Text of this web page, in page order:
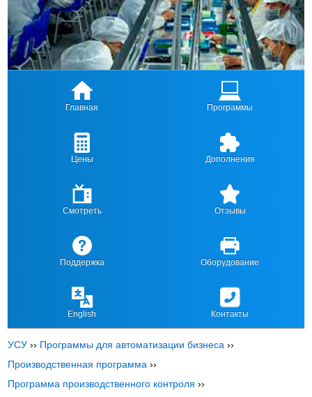
Главная Программы
Цены Дополнения
Смотреть Отзывы
Поддержка Оборудование
English Контакты
УСУ ›› Программы для автоматизации бизнеса ››
Производственная программа ››
Программа производственного контроля ››